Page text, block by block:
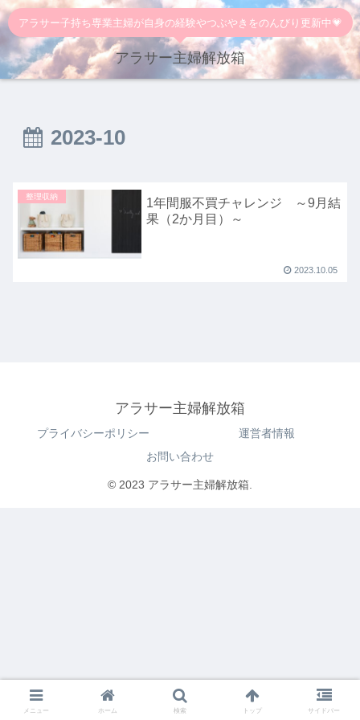
アラサー子持ち専業主婦が自身の経験やつぶやきをのんびり更新中💗
アラサー主婦解放箱
2023-10
整理収納
1年間服不買チャレンジ ～9月結
果（2か月目）～
2023.10.05
アラサー主婦解放箱
プライバシーポリシー
運営者情報
お問い合わせ
© 2023 アラサー主婦解放箱.
メニュー ホーム 検索 トップ サイドバー